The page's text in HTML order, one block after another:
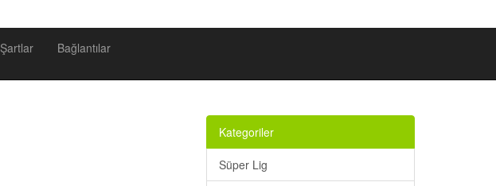
Şartlar Bağlantılar
Kategoriler
Süper Lig